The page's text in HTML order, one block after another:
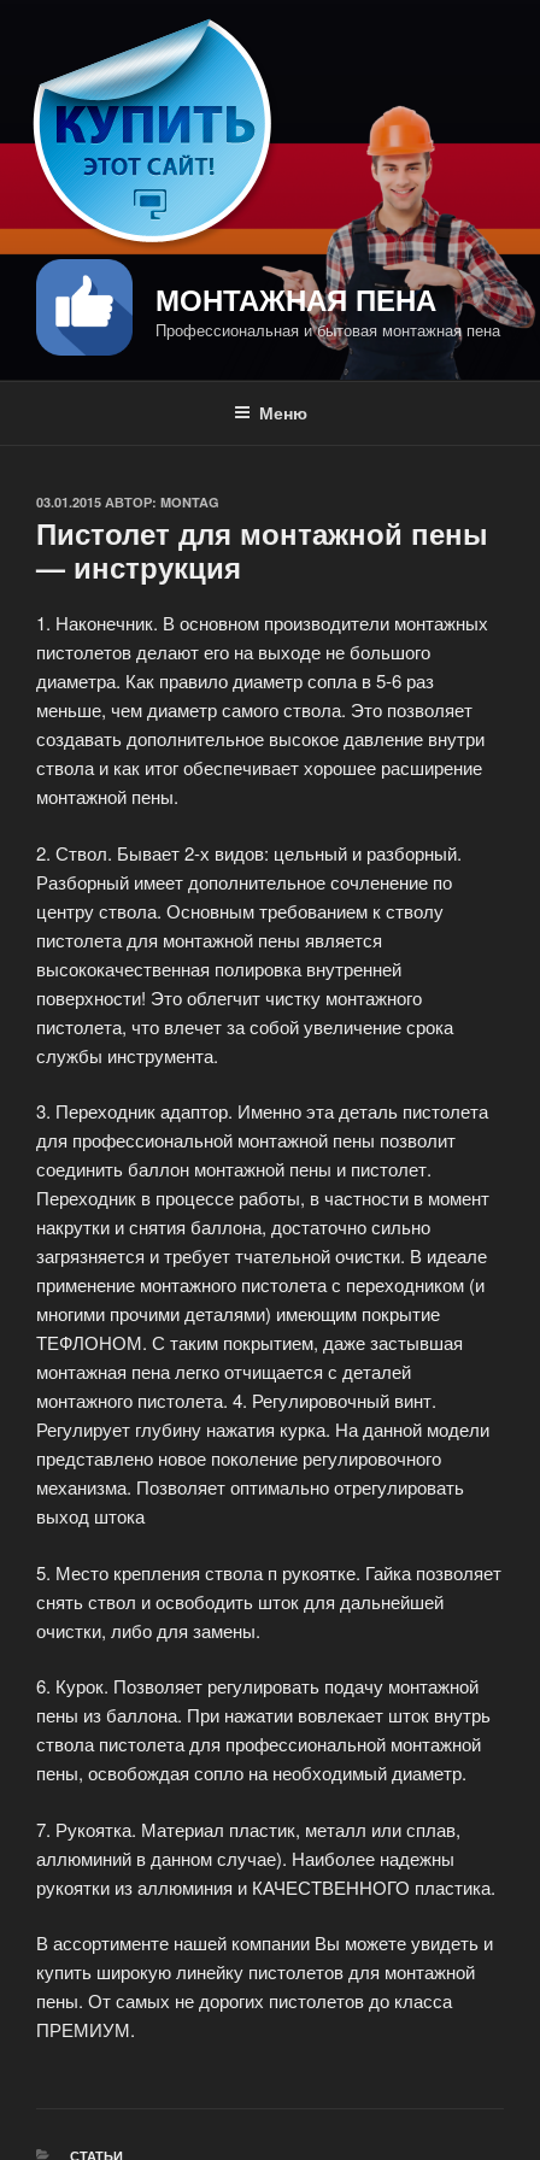
содержимому
МОНТАЖНАЯ ПЕНА
Профессиональная и бытовая монтажная пена
Меню
ОПУБЛИКОВАНО
03.01.2015 АВТОР: MONTAG
Пистолет для монтажной пены
— инструкция
1. Наконечник. В основном производители монтажных
пистолетов делают его на выходе не большого
диаметра. Как правило диаметр сопла в 5-6 раз
меньше, чем диаметр самого ствола. Это позволяет
создавать дополнительное высокое давление внутри
ствола и как итог обеспечивает хорошее расширение
монтажной пены.
2. Ствол. Бывает 2-х видов: цельный и разборный.
Разборный имеет дополнительное сочленение по
центру ствола. Основным требованием к стволу
пистолета для монтажной пены является
высококачественная полировка внутренней
поверхности! Это облегчит чистку монтажного
пистолета, что влечет за собой увеличение срока
службы инструмента.
3. Переходник адаптор. Именно эта деталь пистолета
для профессиональной монтажной пены позволит
соединить баллон монтажной пены и пистолет.
Переходник в процессе работы, в частности в момент
накрутки и снятия баллона, достаточно сильно
загрязняется и требует тчательной очистки. В идеале
применение монтажного пистолета с переходником (и
многими прочими деталями) имеющим покрытие
ТЕФЛОНОМ. С таким покрытием, даже застывшая
монтажная пена легко отчищается с деталей
монтажного пистолета. 4. Регулировочный винт.
Регулирует глубину нажатия курка. На данной модели
представлено новое поколение регулировочного
механизма. Позволяет оптимально отрегулировать
выход штока
5. Место крепления ствола п рукоятке. Гайка позволяет
снять ствол и освободить шток для дальнейшей
очистки, либо для замены.
6. Курок. Позволяет регулировать подачу монтажной
пены из баллона. При нажатии вовлекает шток внутрь
ствола пистолета для профессиональной монтажной
пены, освобождая сопло на необходимый диаметр.
7. Рукоятка. Материал пластик, металл или сплав,
аллюминий в данном случае). Наиболее надежны
рукоятки из аллюминия и КАЧЕСТВЕННОГО пластика.
В ассортименте нашей компании Вы можете увидеть и
купить широкую линейку пистолетов для монтажной
пены. От самых не дорогих пистолетов до класса
ПРЕМИУМ.
РУБРИКИ
СТАТЬИ